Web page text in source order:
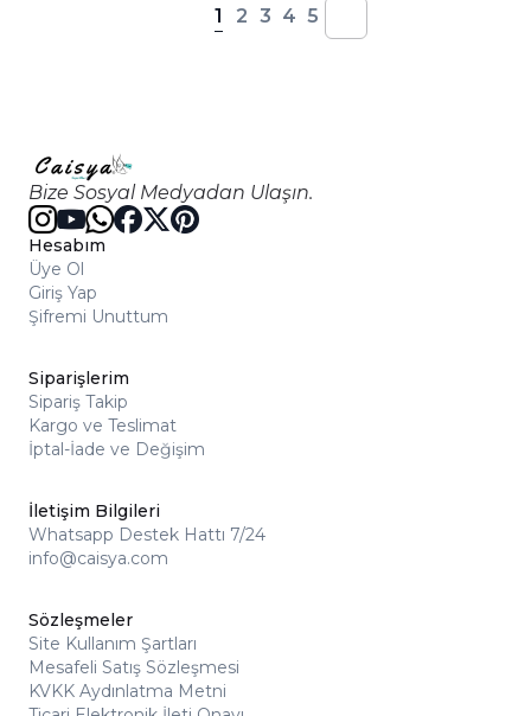
1 2 3 4 5
Bize Sosyal Medyadan Ulaşın.
Hesabım
Üye Ol
Giriş Yap
Şifremi Unuttum
Siparişlerim
Sipariş Takip
Kargo ve Teslimat
İptal-İade ve Değişim
İletişim Bilgileri
Whatsapp Destek Hattı 7/24
info@caisya.com
Sözleşmeler
Site Kullanım Şartları
Mesafeli Satış Sözleşmesi
KVKK Aydınlatma Metni